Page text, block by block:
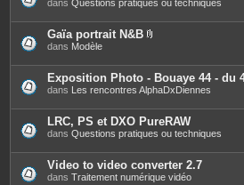
dans Questions pratiques ou techniques
Gaïa portrait N&B
è
c
e
s
j
o
i
n
t
e
s
dans Modèle
Exposition Photo - Bouaye 44 - du
dans Les rencontres AlphaDxDiennes
LRC, PS et DXO PureRAW
dans Questions pratiques ou techniques
Video to video converter 2.7
dans Traitement numérique vidéo